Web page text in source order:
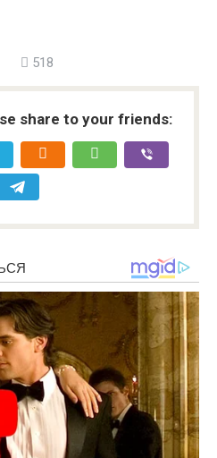
518
share to your friends: